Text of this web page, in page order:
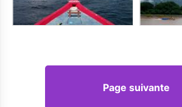
Page suivante